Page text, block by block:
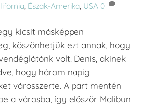
Észak-Amerika USA 0
kicsit másképpen
köszönhetjük ezt annak, hogy
volt. Denis, akinek
hogy három napig
városszerte. A part mentén
a városba, így először Malibun